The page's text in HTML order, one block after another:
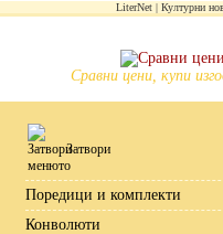
LiterNet Културни
Сравни цени, купи
Затвори
Поредици и комплекти
Конволюти